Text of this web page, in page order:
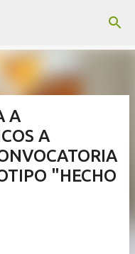
A
A
"HECHO